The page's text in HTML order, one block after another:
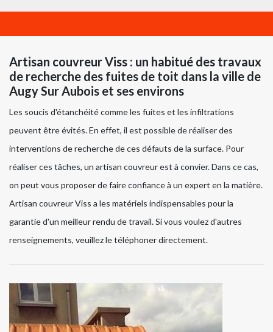
Artisan couvreur Viss : un habitué des travaux
de recherche des fuites de toit dans la ville de
Augy Sur Aubois et ses environs
Les soucis d'étanchéité comme les fuites et les infiltrations
peuvent être évités. En effet, il est possible de réaliser des
interventions de recherche de ces défauts de la surface. Pour
réaliser ces tâches, un artisan couvreur est à convier. Dans ce cas,
on peut vous proposer de faire confiance à un expert en la matière.
Artisan couvreur Viss a les matériels indispensables pour la
garantie d'un meilleur rendu de travail. Si vous voulez d'autres
renseignements, veuillez le téléphoner directement.